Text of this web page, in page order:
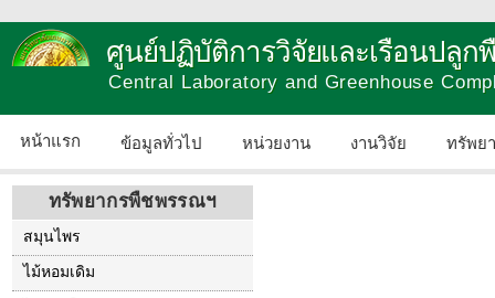
ศูนย์ปฏิบัติการวิจัยและเรือนปลูก
Central Laboratory and Greenhouse
หน้าแรก ข้อมูลทั่วไป หน่วยงาน งานวิจัย ทรัพย
ทรัพยากรพืชพรรณฯ
สมุนไพร
ไม้หอมเดิม